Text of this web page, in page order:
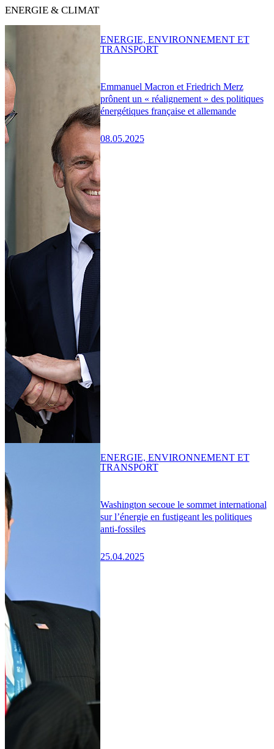
ENERGIE & CLIMAT
Emmanuel Macron et Friedrich Merz
prônent un « réalignement » des politiques
énergétiques française et allemande
08.05.2025
ENERGIE, ENVIRONNEMENT ET
TRANSPORT
Washington secoue le sommet international
sur l’énergie en fustigeant les politiques
anti-fossiles
25.04.2025
ENERGIE, ENVIRONNEMENT ET
TRANSPORT